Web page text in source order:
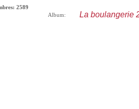
2589
Album: La boulangerie